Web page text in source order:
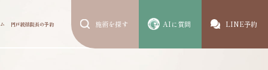
円戸統括院長の予約 施術を探す AIに質問 LINE予約